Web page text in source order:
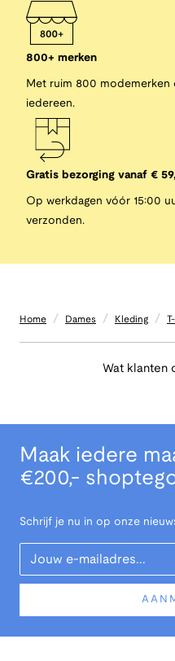
800+ merken
Met ruim 800 modemerken
iedereen.
Gratis bezorging vanaf €
Op werkdagen vóór 15:00
verzonden.
Home / Dames / Kleding /
Wat klanten
Maak iedere
€200,-
Schrijf je nu in op onze
Your Email